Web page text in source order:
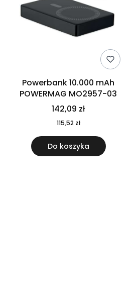
Powerbank 10.000 mAh
POWERMAG MO2957-03
142,09 zł
115,52 zł
Do koszyka